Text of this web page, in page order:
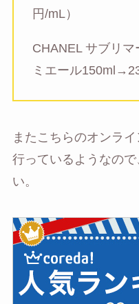
円/mL）
CHANEL サブリ
ミエール
またこちらのオンラ
行っているようなの
い。